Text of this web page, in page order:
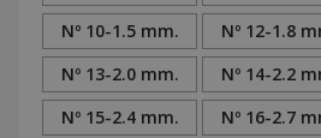
Nº 10-1.5 mm.
Nº 12-1.8
Nº 13-2.0 mm.
Nº 14-2.2
Nº 15-2.4 mm.
Nº 16-2.7